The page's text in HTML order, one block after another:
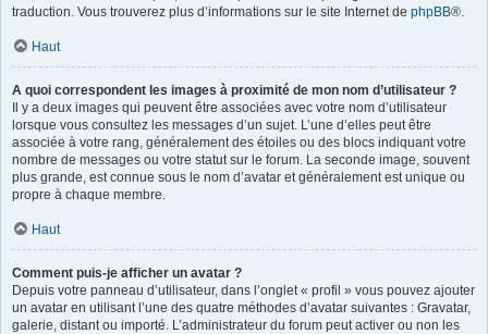
traduction. Vous trouverez plus d’informations sur le site Internet de phpBB®.
Haut
A quoi correspondent les images à proximité de mon nom d’utilisateur ?
Il y a deux images qui peuvent être associées avec votre nom d’utilisateur
lorsque vous consultez les messages d’un sujet. L’une d’elles peut être
associée à votre rang, généralement des étoiles ou des blocs indiquant votre
nombre de messages ou votre statut sur le forum. La seconde image, souvent
plus grande, est connue sous le nom d’avatar et généralement est unique ou
propre à chaque membre.
Haut
Comment puis-je afficher un avatar ?
Depuis votre panneau d’utilisateur, dans l’onglet « profil » vous pouvez ajouter
un avatar en utilisant l’une des quatre méthodes d’avatar suivantes : Gravatar,
galerie, distant ou importé. L’administrateur du forum peut activer ou non les